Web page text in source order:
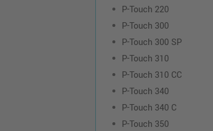
P-Touch 220
P-Touch 300
P-Touch 300 SP
P-Touch 310
P-Touch 310 CC
P-Touch 340
P-Touch 340 C
P-Touch 350